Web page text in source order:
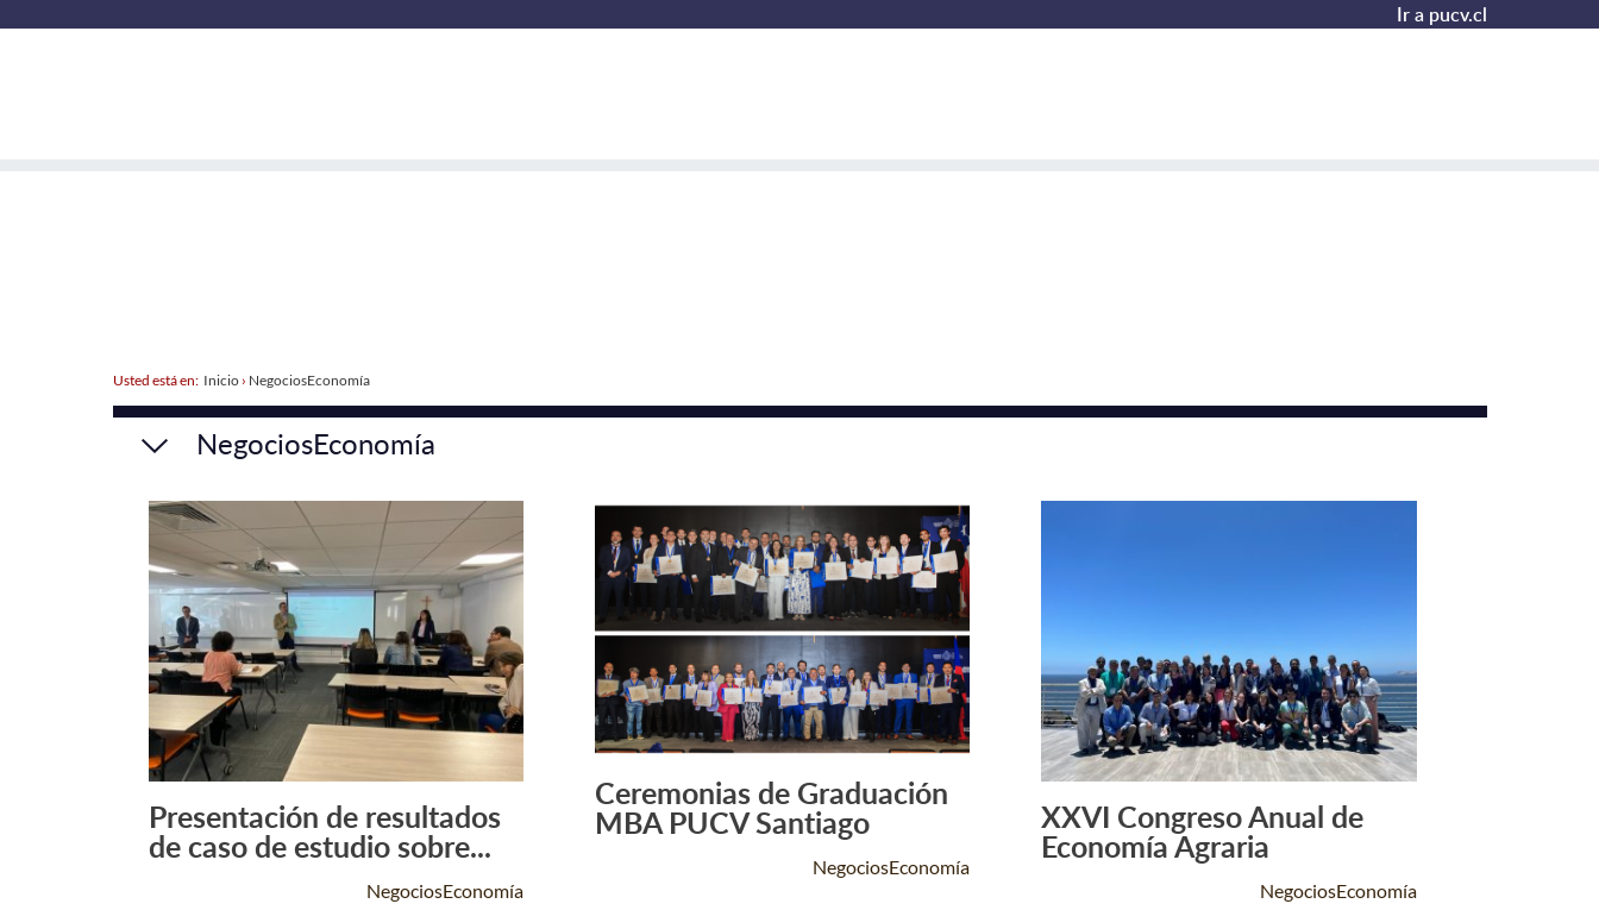
Ir a pucv.cl
Usted está en: Inicio› NegociosEconomía
NegociosEconomía
Leer Más +
Presentación de resultados
de caso de estudio sobre...
NegociosEconomía
Leer Más +
Ceremonias de Graduación
MBA PUCV Santiago
NegociosEconomía
Leer Más +
XXVI Congreso Anual de
Economía Agraria
NegociosEconomía